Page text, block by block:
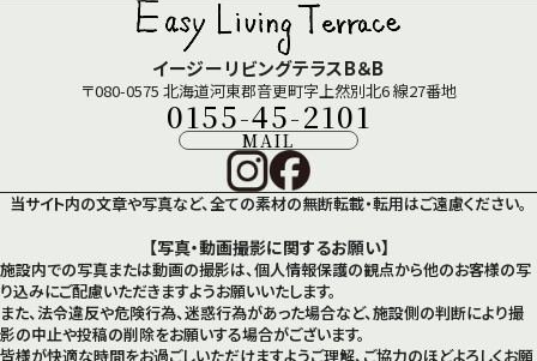
イージーリビングテラスB＆B
〒080-0575 北海道河東郡音更町字上然別北6 線27番地
0155-45-2101
MAIL
当サイト内の文章や写真など、全ての素材の無断転載・転用はご遠慮ください。
【写真・動画撮影に関するお願い】
施設内での写真または動画の撮影は、個人情報保護の観点から他のお客様の写
り込みにご配慮いただきますようお願いいたします。
また、法令違反や危険行為、迷惑行為があった場合など、施設側の判断により撮
影の中止や投稿の削除をお願いする場合がございます。
皆様が快適な時間をお過ごしいただけますようご理解、ご協力のほどよろしくお願